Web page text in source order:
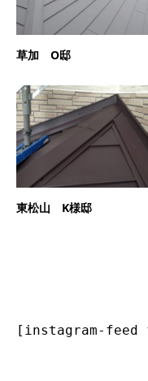
草加 O邸
東松山 K様邸
[instagram-feed